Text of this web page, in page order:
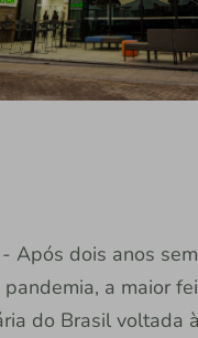
Após dois anos
a maior
do Brasil voltada